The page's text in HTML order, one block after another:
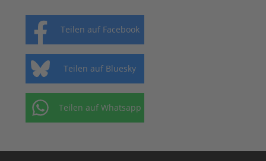
Teilen auf Facebook
Teilen auf Bluesky
Teilen auf Whatsapp